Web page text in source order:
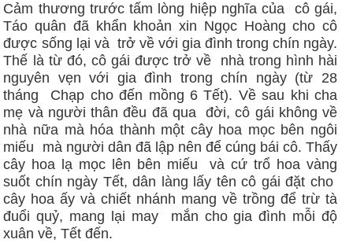
Cảm thương trước tấm lòng hiệp nghĩa của cô gái,
Táo quân đã khẩn khoản xin Ngọc Hoàng cho cô
được sống lại và trở về với gia đình trong chín ngày.
Thế là từ đó, cô gái được trở về nhà trong hình hài
nguyên vẹn với gia đình trong chín ngày (từ 28
tháng Chạp cho đến mồng 6 Tết). Về sau khi cha
mẹ và người thân đều đã qua đời, cô gái không về
nhà nữa mà hóa thành một cây hoa mọc bên ngôi
miếu mà người dân đã lập nên để cúng bái cô. Thấy
cây hoa lạ mọc lên bên miếu và cứ trổ hoa vàng
suốt chín ngày Tết, dân làng lấy tên cô gái đặt cho
cây hoa ấy và chiết nhánh mang về trồng để trừ tà
đuổi quỷ, mang lại may mắn cho gia đình mỗi độ
xuân về, Tết đến.